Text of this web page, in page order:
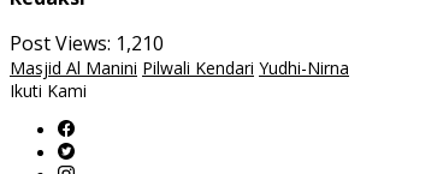
Post Views: 1,210
Masjid Al Manini Pilwali Kendari Yudhi-Nirna
Ikuti Kami